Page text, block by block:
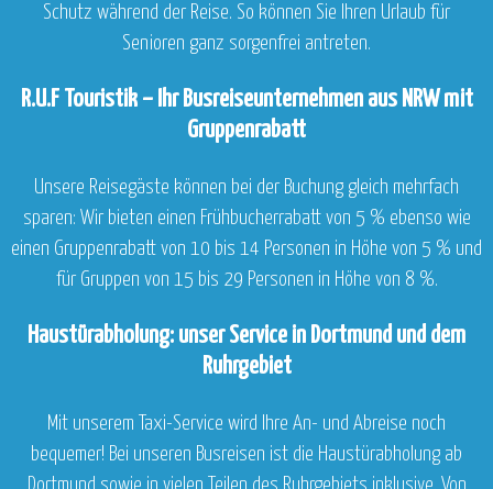
Schutz während der Reise. So können Sie Ihren Urlaub für
Senioren ganz sorgenfrei antreten.
R.U.F Touristik – Ihr Busreiseunternehmen aus NRW mit
Gruppenrabatt
Unsere Reisegäste können bei der Buchung gleich mehrfach
sparen: Wir bieten einen Frühbucherrabatt von 5 % ebenso wie
einen Gruppenrabatt von 10 bis 14 Personen in Höhe von 5 % und
für Gruppen von 15 bis 29 Personen in Höhe von 8 %.
Haustürabholung: unser Service in Dortmund und dem
Ruhrgebiet
Mit unserem Taxi-Service wird Ihre An- und Abreise noch
bequemer! Bei unseren Busreisen ist die Haustürabholung ab
Dortmund sowie in vielen Teilen des Ruhrgebiets inklusive. Von